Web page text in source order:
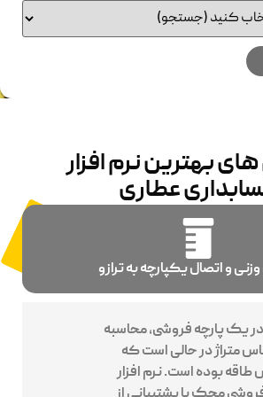
بهترین نرم افزار
عطاری
و اتصال یکپارچه به ترازو
یک پارچه فروشی، محاسبه
متراژ در حالی است که
بوده است. نرم افزار